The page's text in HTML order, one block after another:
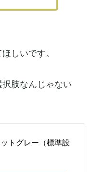
しいです。
肢なんじゃない
トグレー（標準設